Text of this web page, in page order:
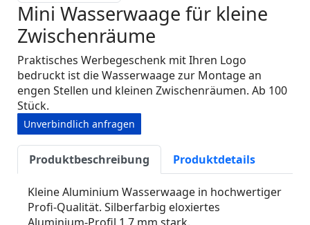
Mini Wasserwaage für kleine
Zwischenräume
Praktisches Werbegeschenk mit Ihren Logo
bedruckt ist die Wasserwaage zur Montage an
engen Stellen und kleinen Zwischenräumen. Ab 100
Stück.
Unverbindlich anfragen
Produktbeschreibung Produktdetails
Kleine Aluminium Wasserwaage in hochwertiger
Profi-Qualität. Silberfarbig eloxiertes